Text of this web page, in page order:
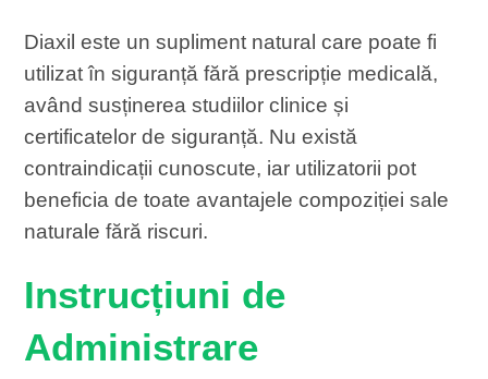
Diaxil este un supliment natural care poate fi
utilizat în siguranță fără prescripție medicală,
având susținerea studiilor clinice și
certificatelor de siguranță. Nu există
contraindicații cunoscute, iar utilizatorii pot
beneficia de toate avantajele compoziției sale
naturale fără riscuri.
Instrucțiuni de
Administrare